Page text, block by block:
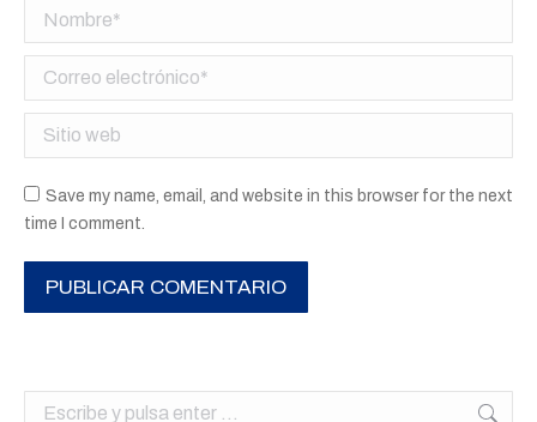
Nombre *
Correo electrónico *
Sitio web
Save my name, email, and website in this browser for the next
time I comment.
PUBLICAR COMENTARIO
Buscar: